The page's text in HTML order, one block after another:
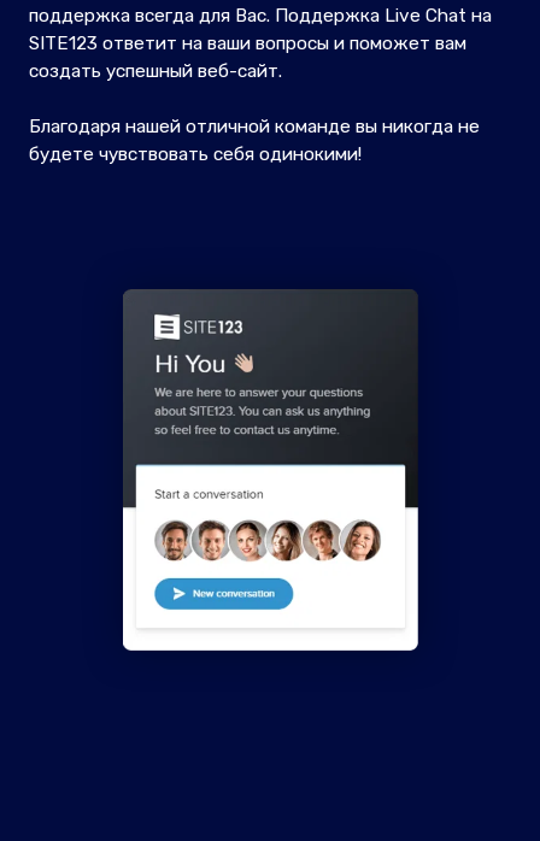
поддержка всегда для Вас. Поддержка Live Chat на
SITE123 ответит на ваши вопросы и поможет вам
создать успешный веб-сайт.
Благодаря нашей отличной команде вы никогда не
будете чувствовать себя одинокими!